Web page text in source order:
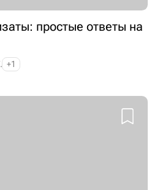
простые ответы на
+1